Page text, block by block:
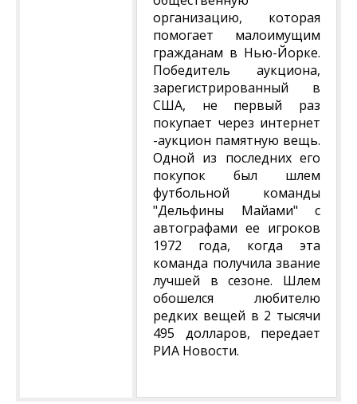
организацию, которая
помогает малоимущим
гражданам в Нью-Йорке.
Победитель аукциона,
зарегистрированный в
США, не первый раз
покупает через интернет
-аукцион памятную вещь.
Одной из последних его
покупок был шлем
футбольной команды
"Дельфины Майами" с
автографами ее игроков
1972 года, когда эта
команда получила звание
лучшей в сезоне. Шлем
обошелся любителю
редких вещей в 2 тысячи
495 долларов, передает
РИА Новости.